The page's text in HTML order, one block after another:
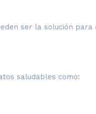
ser la solución
saludables como: